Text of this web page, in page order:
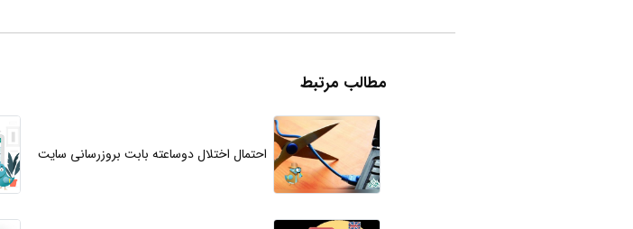
مطالب مرتبط
احتمال اختلال دوساعته بابت بروزرسانی سایت